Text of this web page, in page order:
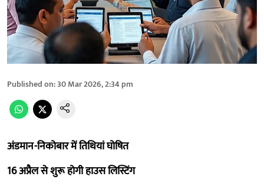
Published on:30 Mar 2026, 2:34 pm
अंडमान-निकोबार में तिथियां घोषित
16 अप्रैल से शुरू होगी हाउस लिस्टिंग